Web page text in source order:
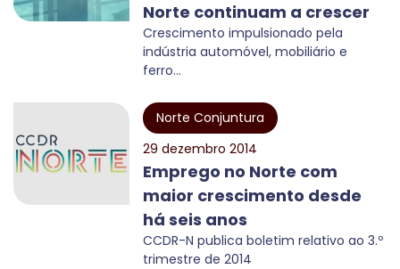
Norte continuam a crescer
Crescimento impulsionado pela
indústria automóvel, mobiliário e
ferro...
Norte Conjuntura
29 dezembro 2014
Emprego no Norte com
maior crescimento desde
há seis anos
CCDR-N publica boletim relativo ao 3.º
trimestre de 2014